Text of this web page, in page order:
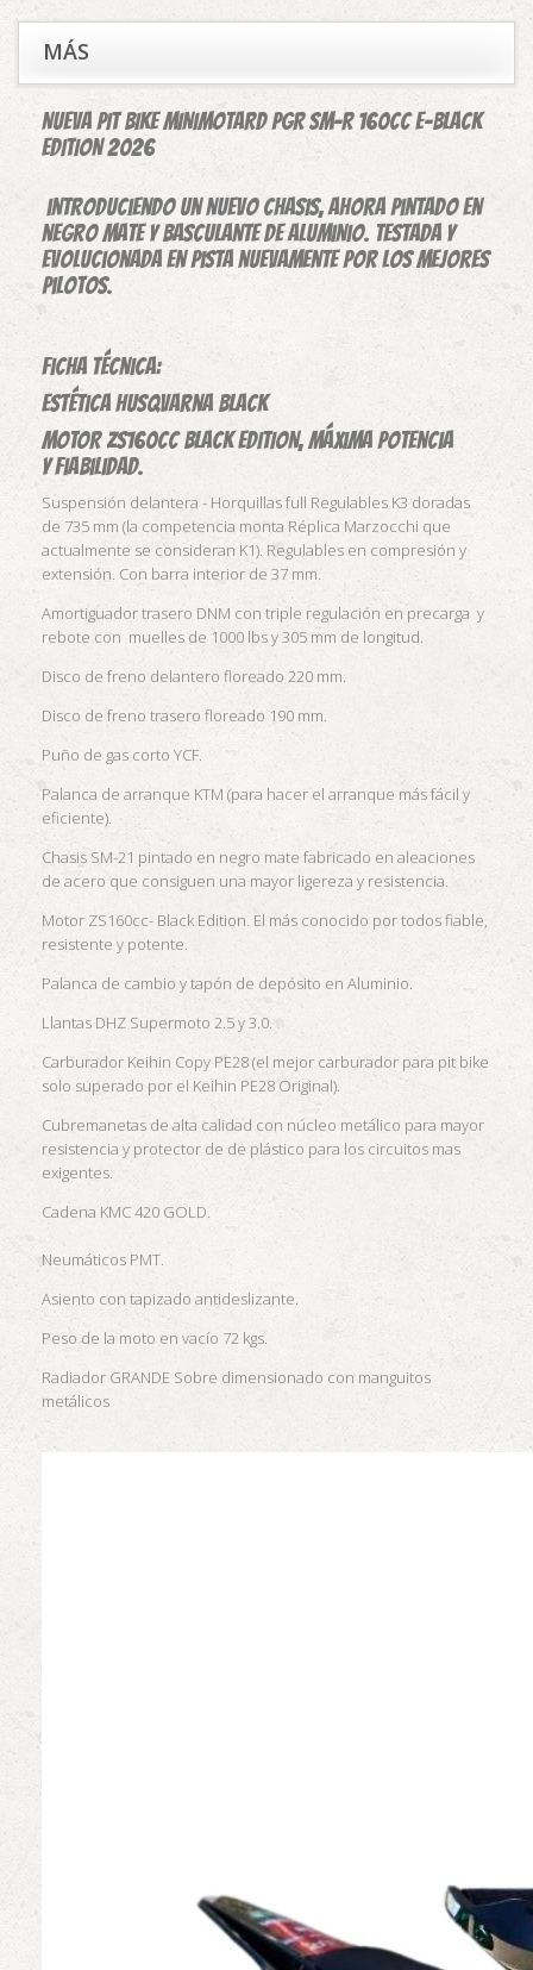
MÁS
NUEVA PIT BIKE MINIMOTARD PGR SM-R 160CC E-BLACK
EDITION 2026
introduciendo un nuevo chasis, ahora pintado en
negro mate y basculante de Aluminio. Testada y
evolucionada en pista nuevamente por los mejores
pilotos.
Ficha técnica:
Estética Husqvarna Black
MOTOR ZS160CC BLACK EDITION, máxima potencia
y fiabilidad.
Suspensión delantera - Horquillas full Regulables K3 doradas
de 735 mm (la competencia monta Réplica Marzocchi que
actualmente se consideran K1). Regulables en compresión y
extensión. Con barra interior de 37 mm.
Amortiguador trasero DNM con triple regulación en precarga y
rebote con muelles de 1000 lbs y 305 mm de longitud.
Disco de freno delantero floreado 220 mm.
Disco de freno trasero floreado 190 mm.
Puño de gas corto YCF.
Palanca de arranque KTM (para hacer el arranque más fácil y
eficiente).
Chasis SM-21 pintado en negro mate fabricado en aleaciones
de acero que consiguen una mayor ligereza y resistencia.
Motor ZS160cc- Black Edition. El más conocido por todos fiable,
resistente y potente.
Palanca de cambio y tapón de depósito en Aluminio.
Llantas DHZ Supermoto 2.5 y 3.0.
Carburador Keihin Copy PE28 (el mejor carburador para pit bike
solo superado por el Keihin PE28 Original).
Cubremanetas de alta calidad con núcleo metálico para mayor
resistencia y protector de de plástico para los circuitos mas
exigentes.
Cadena KMC 420 GOLD.
Neumáticos PMT.
Asiento con tapizado antideslizante.
Peso de la moto en vacío 72 kgs.
Radiador GRANDE Sobre dimensionado con manguitos
metálicos